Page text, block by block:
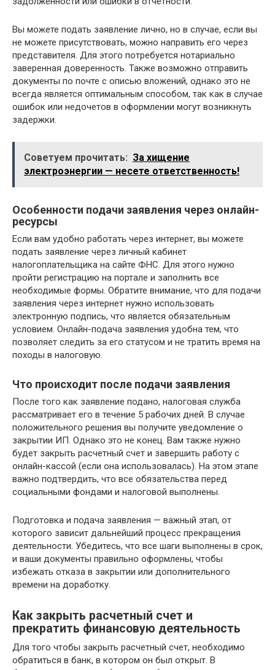
Вы можете подать заявление лично, но в случае, если вы
не можете присутствовать, можно направить его через
представителя. Для этого потребуется нотариально
заверенная доверенность. Также возможно отправить
документы по почте с описью вложений, однако это не
всегда является оптимальным способом, так как в случае
ошибок или недочетов в оформлении могут возникнуть
задержки.
Советуем прочитать: За хищение
электроэнергии — несете ответственность!
Особенности подачи заявления через онлайн-
ресурсы
Если вам удобно работать через интернет, вы можете
подать заявление через личный кабинет
налогоплательщика на сайте ФНС. Для этого нужно
пройти регистрацию на портале и заполнить все
необходимые формы. Обратите внимание, что для подачи
заявления через интернет нужно использовать
электронную подпись, что является обязательным
условием. Онлайн-подача заявления удобна тем, что
позволяет следить за его статусом и не тратить время на
походы в налоговую.
Что происходит после подачи заявления
После того как заявление подано, налоговая служба
рассматривает его в течение 5 рабочих дней. В случае
положительного решения вы получите уведомление о
закрытии ИП. Однако это не конец. Вам также нужно
будет закрыть расчетный счет и завершить работу с
онлайн-кассой (если она использовалась). На этом этапе
важно подтвердить, что все обязательства перед
социальными фондами и налоговой выполнены.
Подготовка и подача заявления — важный этап, от
которого зависит дальнейший процесс прекращения
деятельности. Убедитесь, что все шаги выполнены в срок,
и ваши документы правильно оформлены, чтобы
избежать отказа в закрытии или дополнительного
времени на доработку.
Как закрыть расчетный счет и
прекратить финансовую деятельность
Для того чтобы закрыть расчетный счет, необходимо
обратиться в банк, в котором он был открыт. В